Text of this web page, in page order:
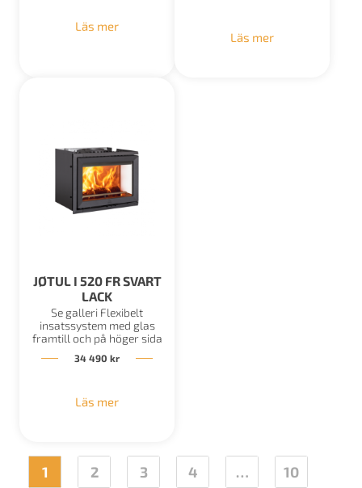
Läs mer
Läs mer
JØTUL I 520 FR SVART
LACK
Se galleri Flexibelt
insatssystem med glas
framtill och på höger sida
34 490 kr
Läs mer
1 2 3 4 … 10